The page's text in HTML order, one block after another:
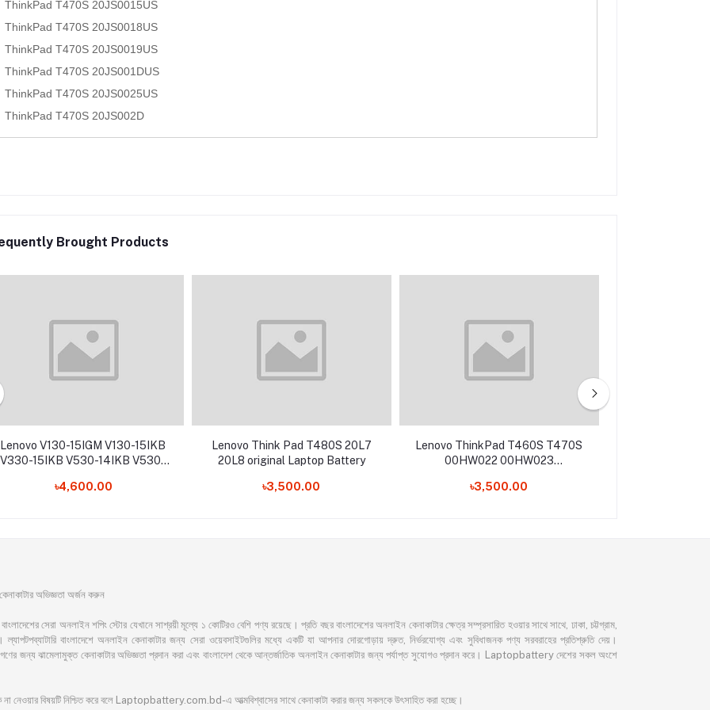
ThinkPad T470S 20JS0015US
ThinkPad T470S 20JS0018US
ThinkPad T470S 20JS0019US
ThinkPad T470S 20JS001DUS
ThinkPad T470S 20JS0025US
ThinkPad T470S 20JS002D
Brought Products
Lenovo V130-15IGM V130-15IKB
V330-15IKB V530-14IKB V530-
L17L2PB3 Laptop Battery
৳4,600.00
Lenovo Think Pad T480S 20L7
20L8 original Laptop Battery
৳3,500.00
Lenovo ThinkPad T460S T470S
00HW022 00HW023
00HW036 SB10F46460 Original
৳3,500.00
অভিজ্ঞতা অর্জন করুন
সেরা অনলাইন শপিং স্টোর যেখানে সাশ্রয়ী মূল্যে ১ কোটিরও বেশি পণ্য রয়েছে। প্রতি বছর বাংলাদেশের অনলাইন কেনাকাটার ক্ষেত্র সম্প্রসারিত হওয়ার সাথে সাথে, ঢাকা, চট্টগ্রাম,
বাংলাদেশে অনলাইন কেনাকাটার জন্য সেরা ওয়েবসাইটগুলির মধ্যে একটি যা আপনার দোরগোড়ায় দ্রুত, নির্ভরযোগ্য এবং সুবিধাজনক পণ্য সরবরাহের প্রতিশ্রুতি দেয়।
জন্য ঝামেলামুক্ত কেনাকাটার অভিজ্ঞতা প্রদান করা এবং বাংলাদেশ থেকে আন্তর্জাতিক অনলাইন কেনাকাটার জন্য পর্যাপ্ত সুযোগও প্রদান করে। Laptopbattery দেশের সকল অংশে
না নেওয়ার বিষয়টি নিশ্চিত করে বলে Laptopbattery.com.bd-এ আত্মবিশ্বাসের সাথে কেনাকাটা করার জন্য সকলকে উৎসাহিত করা হচ্ছে।